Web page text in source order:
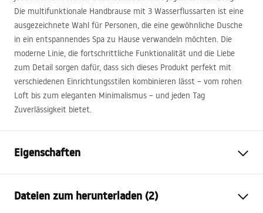
Die multifunktionale Handbrause mit 3 Wasserflussarten ist eine
ausgezeichnete Wahl für Personen, die eine gewöhnliche Dusche
in ein entspannendes Spa zu Hause verwandeln möchten. Die
moderne Linie, die fortschrittliche Funktionalität und die Liebe
zum Detail sorgen dafür, dass sich dieses Produkt perfekt mit
verschiedenen Einrichtungsstilen kombinieren lässt – vom rohen
Loft bis zum eleganten Minimalismus – und jeden Tag
Zuverlässigkeit bietet.
Eigenschaften
Material
Kunststoff, ABS
Dateien zum herunterladen (2)